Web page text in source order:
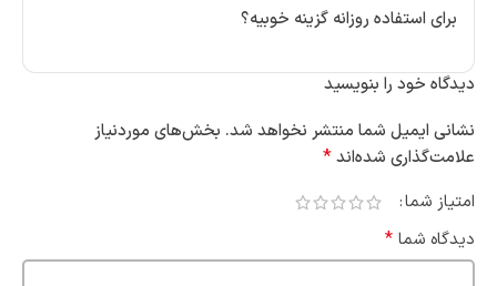
برای استفاده روزانه گزینه خوبیه؟
دیدگاه خود را بنویسید
نشانی ایمیل شما منتشر نخواهد شد. بخش‌های موردنیاز
علامت‌گذاری شده‌اند*
امتیاز شما
دیدگاه شما *